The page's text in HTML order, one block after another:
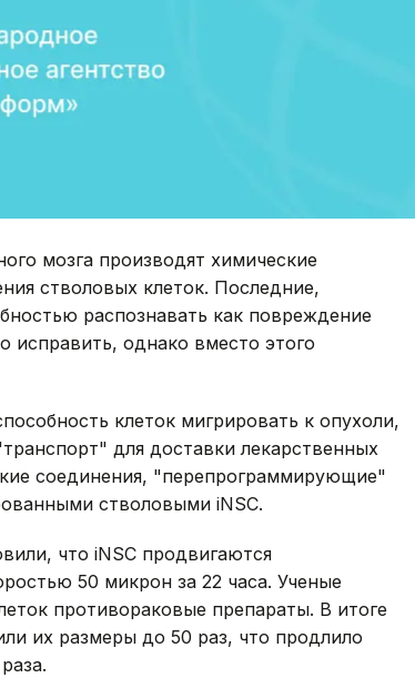
мозга производят химические
стволовых клеток. Последние,
распознавать как повреждение
исправить, однако вместо этого
клеток мигрировать к опухоли,
для доставки лекарственных
соединения, "перепрограммирующие"
стволовыми iNSC.
что iNSC продвигаются
50 микрон за 22 часа. Ученые
противораковые препараты. В итоге
их размеры до 50 раз, что продлило